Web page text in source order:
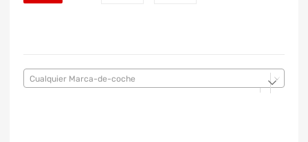
Cualquier Marca-de-coche